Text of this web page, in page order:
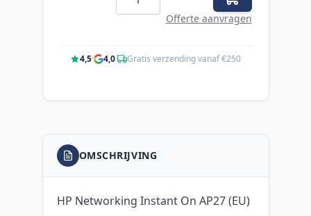
Offerte aanvragen
4,5· 4,0· Gratis verzending vanaf €250
OMSCHRIJVING
HP Networking Instant On AP27 (EU)